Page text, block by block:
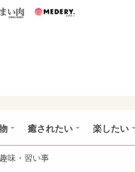
パン うまい肉
癒されたい 楽したい
趣味・習い事